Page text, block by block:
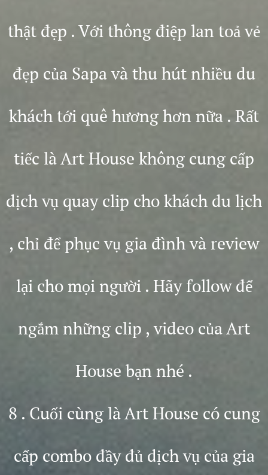
thật đẹp . Với thông điệp lan toả vẻ
đẹp của Sapa và thu hút nhiều du
khách tới quê hương hơn nữa . Rất
tiếc là Art House không cung cấp
dịch vụ quay clip cho khách du lịch
, chỉ để phục vụ gia đình và review
lại cho mọi người . Hãy follow để
ngắm những clip , video của Art
House bạn nhé .
8 . Cuối cùng là Art House có cung
cấp combo đầy đủ dịch vụ của gia